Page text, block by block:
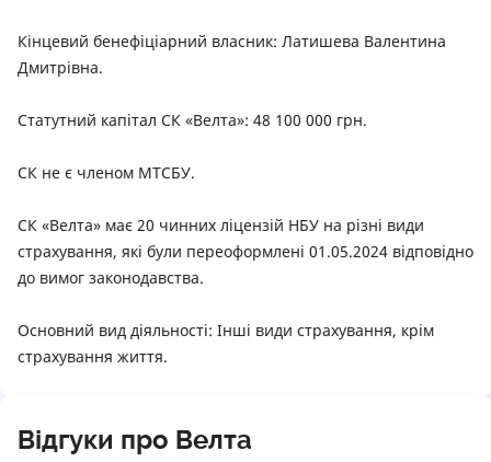
Кінцевий бенефіціарний власник: Латишева Валентина
Дмитрівна.
Статутний капітал СК «Велта»: 48 100 000 грн.
СК не є членом МТСБУ.
СК «Велта» має 20 чинних ліцензій НБУ на різні види
страхування, які були переоформлені 01.05.2024 відповідно
до вимог законодавства.
Основний вид діяльності: Інші види страхування, крім
страхування життя.
Відгуки про Велта